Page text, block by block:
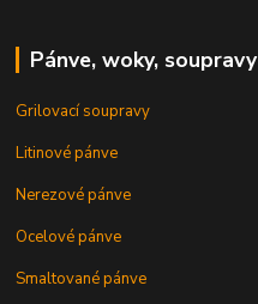
Pánve, woky, soupravy
Grilovací soupravy
Litinové pánve
Nerezové pánve
Ocelové pánve
Smaltované pánve